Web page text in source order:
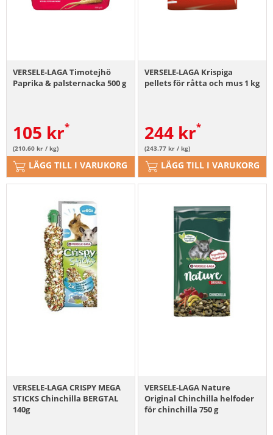
VERSELE-LAGA Timotejhö
Paprika & palsternacka 500 g
105 kr
(210.60 kr / kg)
LÄGG TILL I VARUKORG
VERSELE-LAGA Krispiga
pellets för råtta och mus 1 kg
244 kr
(243.77 kr / kg)
LÄGG TILL I VARUKORG
VERSELE-LAGA CRISPY MEGA
STICKS Chinchilla BERGTAL
140g
VERSELE-LAGA Nature
Original Chinchilla helfoder
för chinchilla 750 g